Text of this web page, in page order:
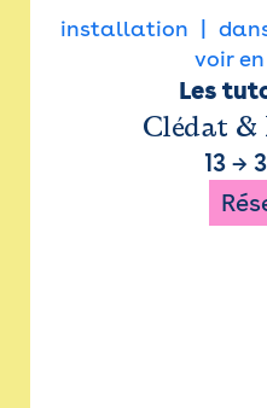
installation
voir
Les
Clédat &
13→